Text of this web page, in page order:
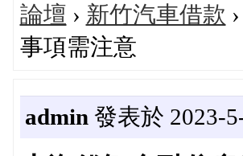
論壇 › 新竹汽車借款
事項需注意
admin 發表於 2023-